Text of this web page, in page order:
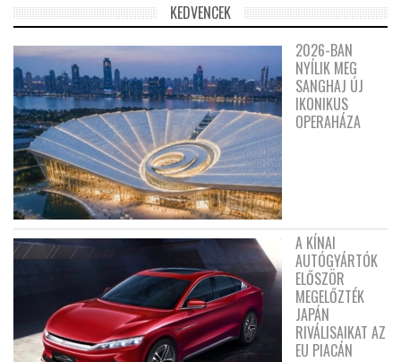
KEDVENCEK
2026-BAN
NYÍLIK MEG
SANGHAJ ÚJ
IKONIKUS
OPERAHÁZA
A KÍNAI
AUTÓGYÁRTÓK
ELŐSZÖR
MEGELŐZTÉK
JAPÁN
RIVÁLISAIKAT AZ
EU PIACÁN